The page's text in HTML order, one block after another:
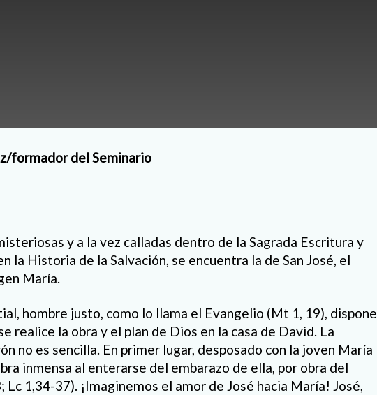
formador del Seminario
y a la vez calladas dentro de la Sagrada Escritura y
la Historia de la Salvación, se encuentra la de San José, el
María.
hombre justo, como lo llama el Evangelio (Mt 1, 19), dispone
realice la obra y el plan de Dios en la casa de David. La
no es sencilla. En primer lugar, desposado con la joven María
inmensa al enterarse del embarazo de ella, por obra del
1,34-37). ¡Imaginemos el amor de José hacia María! José,